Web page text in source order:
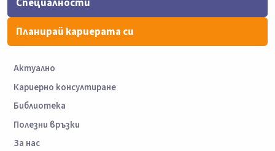
Специалности
Планирай кариерата си
Актуално
Кариерно консултиране
Библиотека
Полезни връзки
За нас